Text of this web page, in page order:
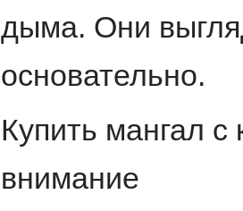
дыма. Они
основательно.
Купить мангал
внимание